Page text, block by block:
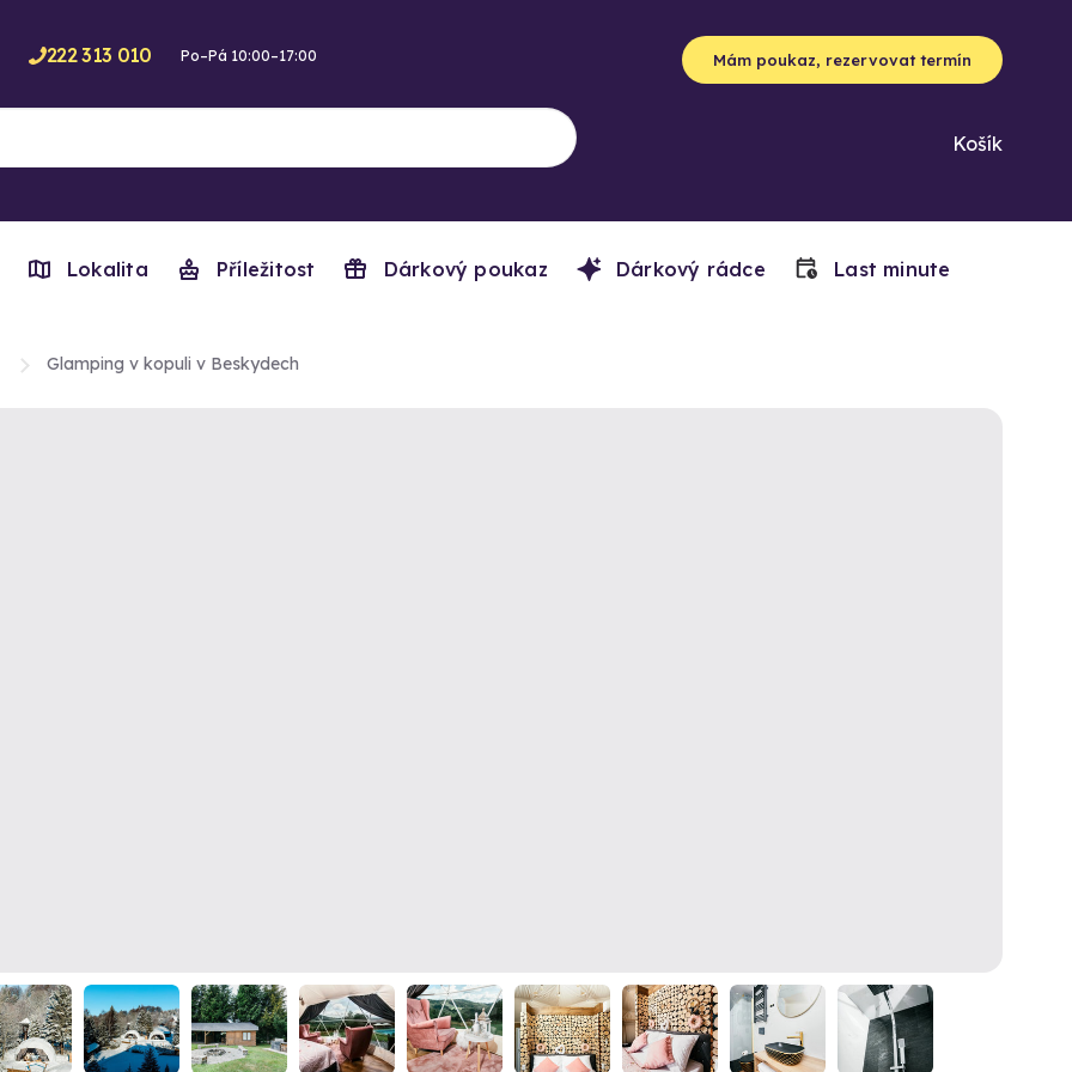
222 313 010 Po–Pá 10:00–17:00 Mám poukaz, rezervovat termín
Košík
Lokalita Příležitost Dárkový poukaz Dárkový rádce Last minute
Glamping v kopuli v Beskydech